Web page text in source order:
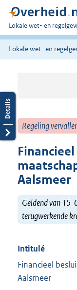
U
bent
hier:
Lokale wet- en
Lokale wet- en
Regeling
Aalsmeer
Geldend van
terugwerkende
Intitulé
Financieel
Aalsmeer